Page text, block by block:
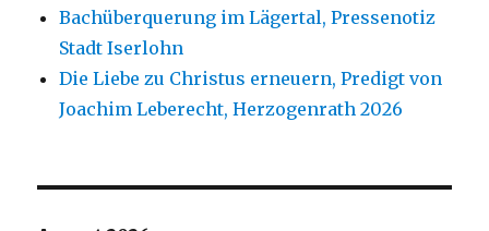
Bachüberquerung im Lägertal, Pressenotiz
Stadt Iserlohn
Die Liebe zu Christus erneuern, Predigt von
Joachim Leberecht, Herzogenrath 2026